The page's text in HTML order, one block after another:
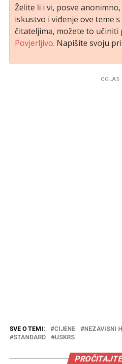
Želite li i vi, posve
iskustvo i viđenje ove teme
čitateljima, možete to učiniti
Povjerljivo. Napišite svoju
OGLAS
SVE O TEMI: CIJENE
NEZAVISNI
STANDARD
USKRS